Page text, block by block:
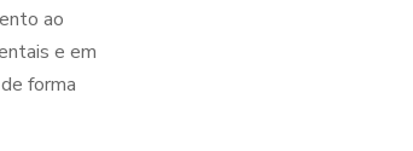
ao
e em
forma